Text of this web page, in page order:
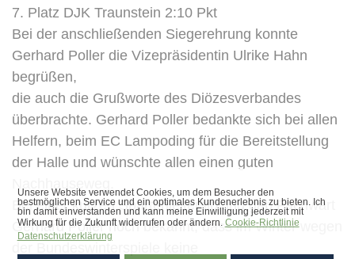
7. Platz DJK Traunstein 2:10 Pkt
Bei der anschließenden Siegerehrung konnte
Gerhard Poller die Vizepräsidentin Ulrike Hahn
begrüßen,
die auch die Grußworte des Diözesverbandes
überbrachte. Gerhard Poller bedankte sich bei allen
Helfern, beim EC Lampoding für die Bereitstellung
der Halle und wünschte allen einen guten
Bei einer kurzen Spartenleitersitzung gab Fachwart
Gerhard Poller noch bekannt, dass im Winter wegen